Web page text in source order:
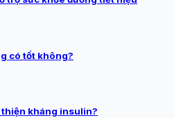
có tốt không?
kháng insulin?